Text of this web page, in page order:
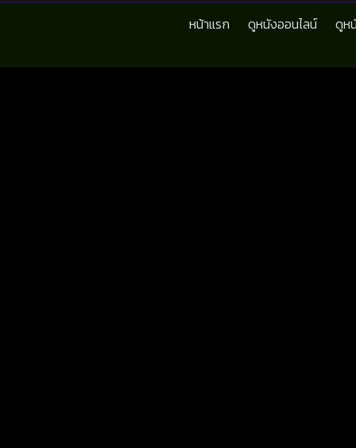
หน้าแรก ดูหนังออนไลน์ ดูห